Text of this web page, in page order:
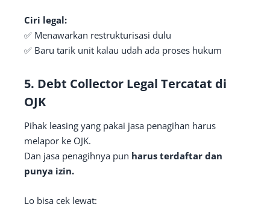
Ciri legal:
✅ Menawarkan restrukturisasi dulu
✅ Baru tarik unit kalau udah ada proses hukum
5. Debt Collector Legal Tercatat di
OJK
Pihak leasing yang pakai jasa penagihan harus
melapor ke OJK.
Dan jasa penagihnya pun harus terdaftar dan
punya izin.
Lo bisa cek lewat: